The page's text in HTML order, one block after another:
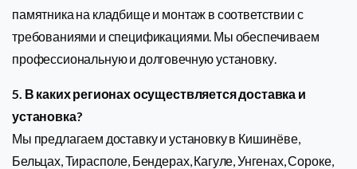
памятника на кладбище и монтаж в соответствии с
требованиями и спецификациями. Мы обеспечиваем
профессиональную и долговечную установку.
5. В каких регионах осуществляется доставка и
установка?
Мы предлагаем доставку и установку в Кишинёве,
Бельцах, Тирасполе, Бендерах, Кагуле, Унгенах, Сороке,